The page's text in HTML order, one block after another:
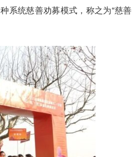
系统慈善劝募模式，称之为“慈善